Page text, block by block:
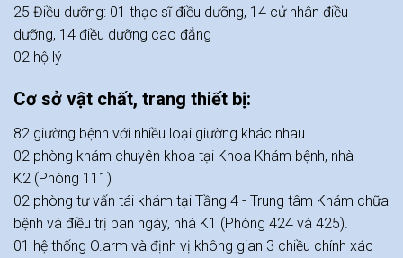
25 Điều dưỡng: 01 thạc sĩ điều dưỡng, 14 cử nhân điều
dưỡng, 14 điều dưỡng cao đẳng
02 hộ lý
Cơ sở vật chất, trang thiết bị:
82 giường bệnh với nhiều loại giường khác nhau
02 phòng khám chuyên khoa tại Khoa Khám bệnh, nhà
K2 (Phòng 111)
02 phòng tư vấn tái khám tại Tầng 4 - Trung tâm Khám chữa
bệnh và điều trị ban ngày, nhà K1 (Phòng 424 và 425).
01 hệ thống O.arm và định vị không gian 3 chiều chính xác